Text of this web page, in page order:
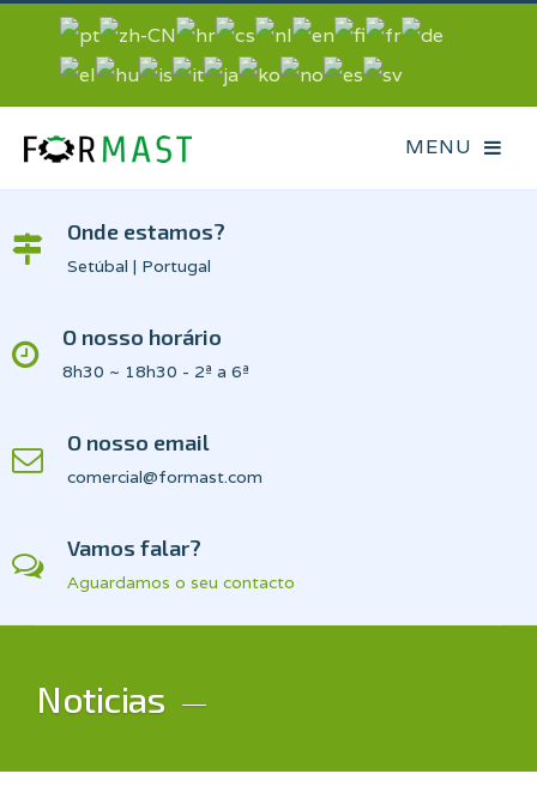
Onde estamos?
Setúbal | Portugal
O nosso horário
8h30 ~ 18h30 - 2ª a 6ª
O nosso email
comercial@formast.com
Vamos falar?
Aguardamos o seu contacto
Noticias